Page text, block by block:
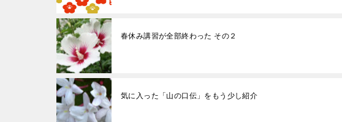
春休み講習が全部終わった その２
気に入った「山の口伝」をもう少し紹介